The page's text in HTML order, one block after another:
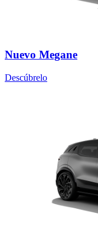
Nuevo Megane
Descúbrelo